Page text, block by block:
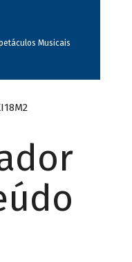
Musicais